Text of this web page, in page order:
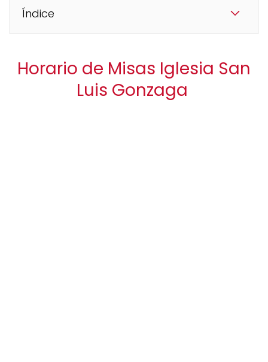
Índice
Horario de Misas Iglesia San
Luis Gonzaga